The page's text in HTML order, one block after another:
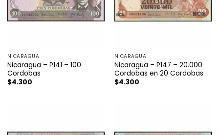
NICARAGUA
Nicaragua – P141 – 100
Cordobas
$4.300
NICARAGUA
Nicaragua – P147 – 20.000
Cordobas en 20 Cordobas
$4.300